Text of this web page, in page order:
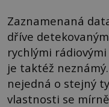
Zaznamenaná
dříve
rychlými rádiovými
je taktéž
nejedná o stejný
vlastnosti se